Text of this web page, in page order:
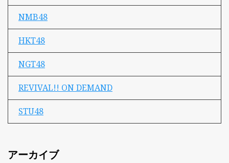
NMB48
HKT48
NGT48
REVIVAL!! ON DEMAND
STU48
アーカイブ